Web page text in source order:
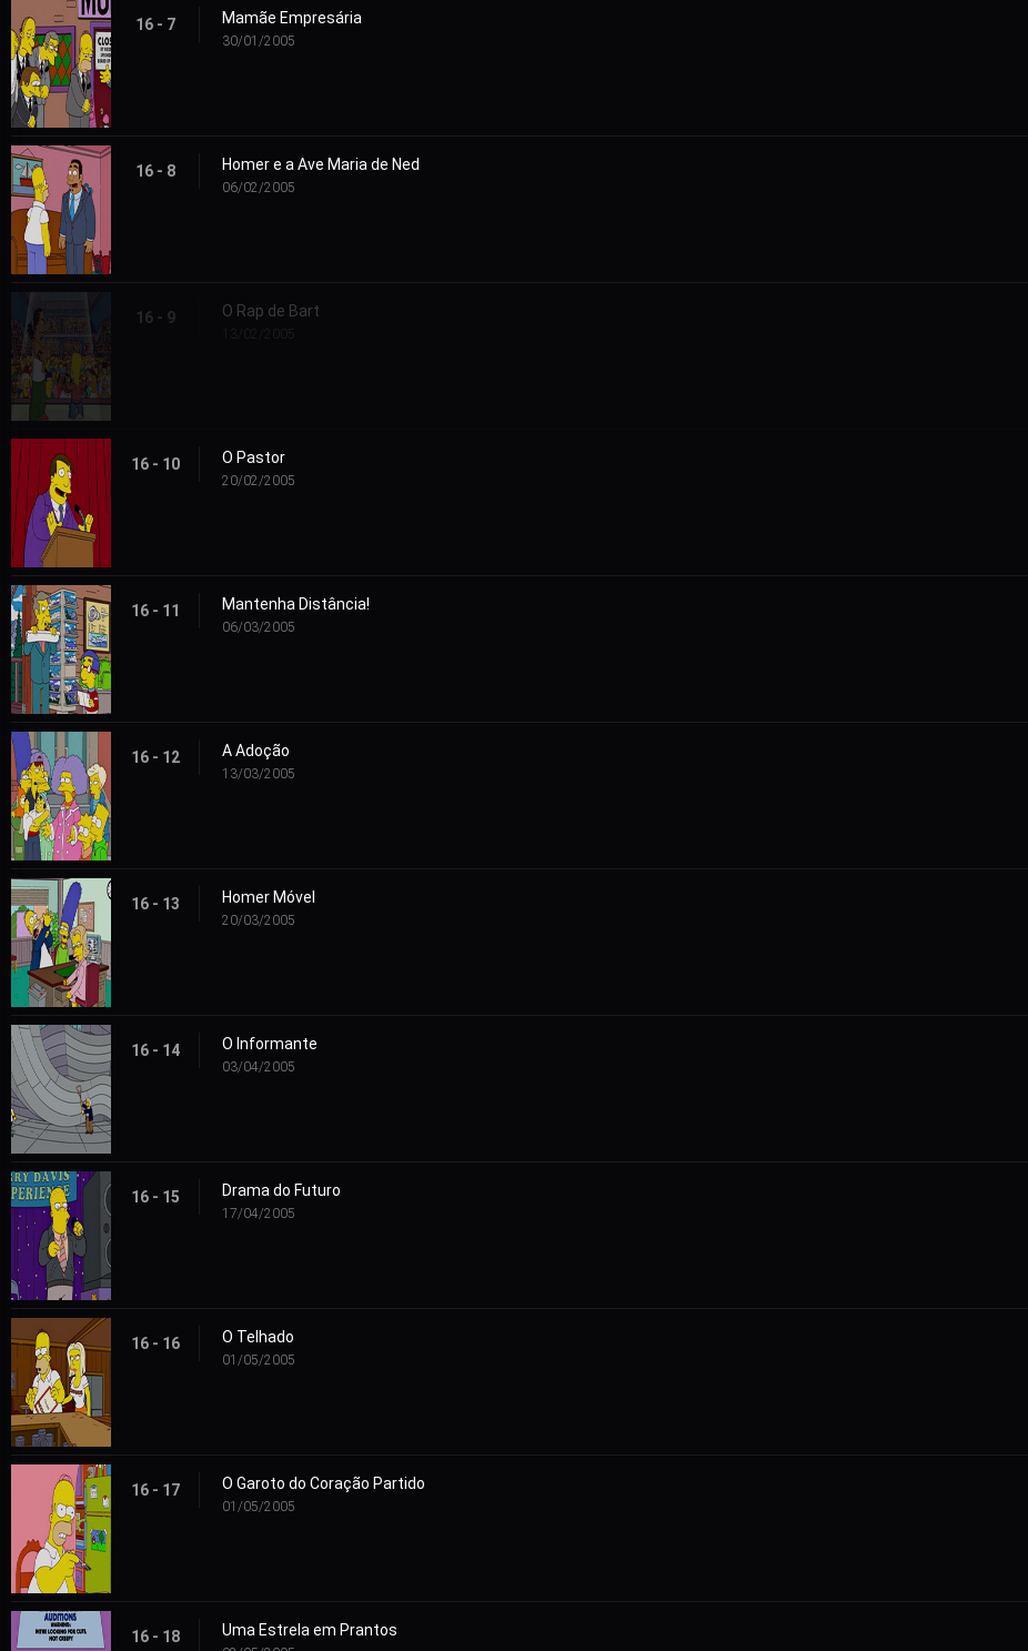
16 - 7 Mamãe Empresária
30/01/2005
16 - 8 Homer e a Ave Maria de Ned
06/02/2005
16 - 9 O Rap de Bart
16 - 10 O Pastor
20/02/2005
16 - 11 Mantenha Distância!
06/03/2005
16 - 12 A Adoção
13/03/2005
16 - 13 Homer Móvel
20/03/2005
16 - 14 O Informante
03/04/2005
16 - 15 Drama do Futuro
17/04/2005
16 - 16 O Telhado
01/05/2005
16 - 17 O Garoto do Coração Partido
01/05/2005
16 - 18 Uma Estrela em Prantos